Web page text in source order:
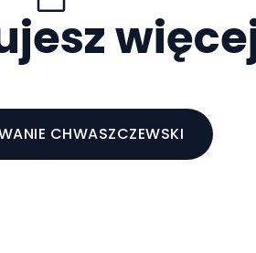
CHWASZCZEWSKI